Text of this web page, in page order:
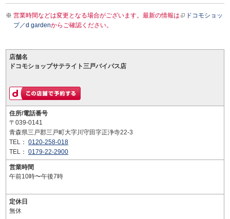
営業時間などは変更となる場合がございます。最新の情報は
ドコモショッ
プ／d gardenからご確認ください。
店舗名
ドコモショップサテライト三戸バイパス店
住所/電話番号
〒039-0141
青森県三戸郡三戸町大字川守田字正浄寺22-3
TEL： 0120-258-018
TEL： 0179-22-2900
営業時間
午前10時〜午後7時
定休日
無休